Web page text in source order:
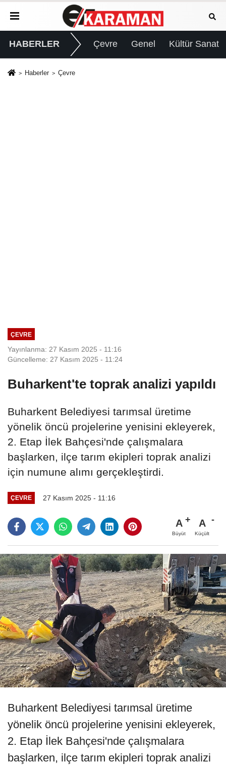
HABERLER Çevre Genel Kültür Sanat
Haberler Çevre
ÇEVRE
Yayınlanma: 27 Kasım 2025 - 11:16
Güncelleme: 27 Kasım 2025 - 11:24
Buharkent'te toprak analizi yapıldı
Buharkent Belediyesi tarımsal üretime
yönelik öncü projelerine yenisini ekleyerek,
2. Etap İlek Bahçesi'nde çalışmalara
başlarken, ilçe tarım ekipleri toprak analizi
için numune alımı gerçekleştirdi.
ÇEVRE 27 Kasım 2025 - 11:16
A
Büyüt
A
Küçült
Buharkent Belediyesi tarımsal üretime
yönelik öncü projelerine yenisini ekleyerek,
2. Etap İlek Bahçesi'nde çalışmalara
başlarken, ilçe tarım ekipleri toprak analizi